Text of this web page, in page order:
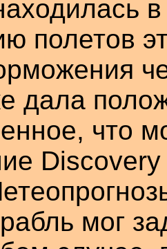
полетов
дала
что
Discovery
мог